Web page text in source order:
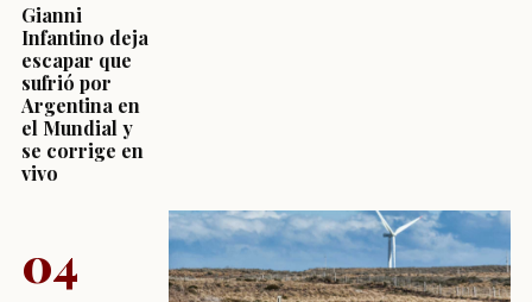
Gianni
Infantino deja
escapar que
sufrió por
Argentina en
el Mundial y
se corrige en
vivo
04